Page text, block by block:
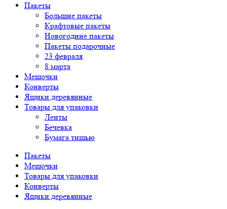
Пакеты
Большие пакеты
Крафтовые пакеты
Новогодние пакеты
Пакеты подарочные
23 февраля
8 марта
Мешочки
Конверты
Ящики деревянные
Товары для упаковки
Ленты
Бечевка
Бумага тишью
Пакеты
Мешочки
Товары для упаковки
Конверты
Ящики деревянные